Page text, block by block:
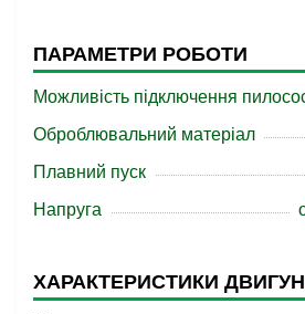
ПАРАМЕТРИ РОБОТИ
Можливість підключення
Оброблювальний матеріал
Плавний пуск
Напруга
ХАРАКТЕРИСТИКИ